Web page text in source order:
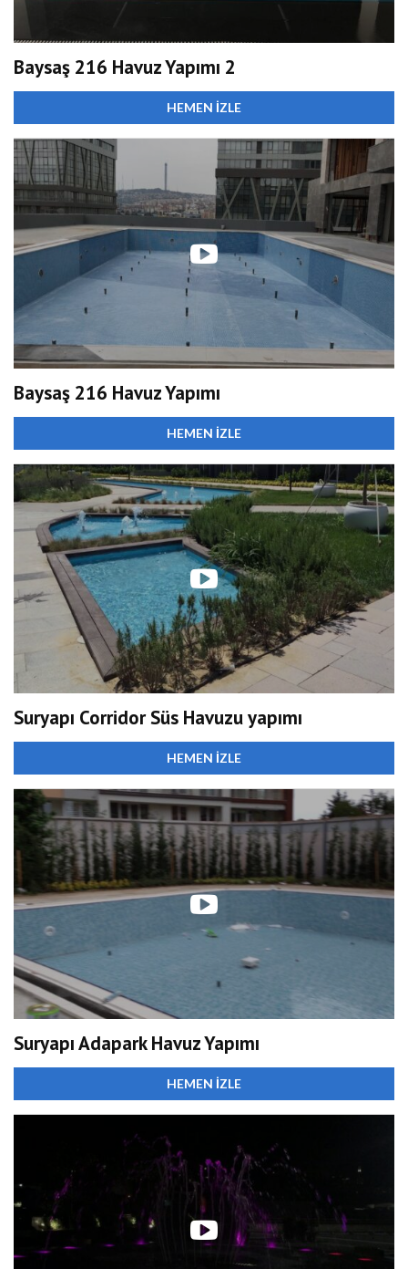
Baysaş 216 Havuz Yapımı 2
HEMEN İZLE
Baysaş 216 Havuz Yapımı
HEMEN İZLE
Suryapı Corridor Süs Havuzu yapımı
HEMEN İZLE
Suryapı Adapark Havuz Yapımı
HEMEN İZLE